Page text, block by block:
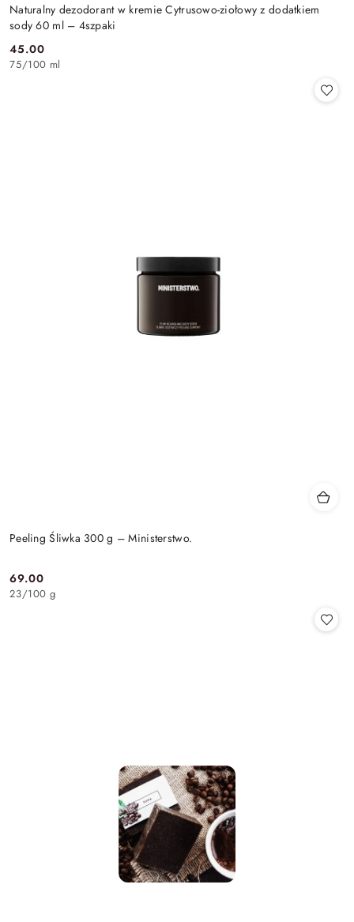
Naturalny dezodorant w kremie Cytrusowo-ziołowy z dodatkiem
sody 60 ml – 4szpaki
Cena:
45.00
75/100 ml
Peeling Śliwka 300 g – Ministerstwo.
Cena:
69.00
23/100 g